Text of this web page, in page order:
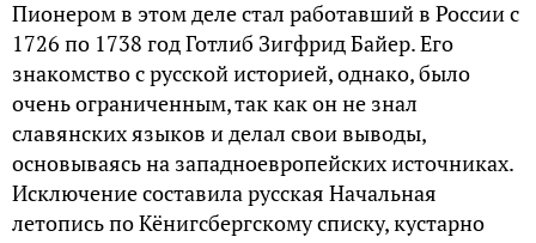
Пионером в этом деле стал работавший в России с
1726 по 1738 год Готлиб Зигфрид Байер. Его
знакомство с русской историей, однако, было
очень ограниченным, так как он не знал
славянских языков и делал свои выводы,
основываясь на западноевропейских источниках.
Исключение составила русская Начальная
летопись по Кёнигсбергскому списку, кустарно